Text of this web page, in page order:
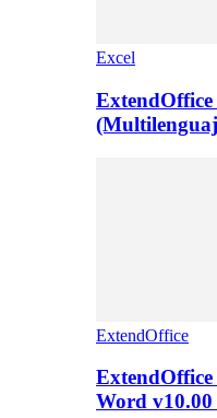
Excel
ExtendOffice
Word